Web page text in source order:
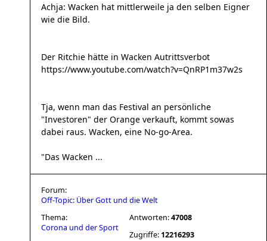
Achja: Wacken hat mittlerweile ja den selben Eigner
wie die Bild.
Der Ritchie hätte in Wacken Autrittsverbot
https://www.youtube.com/watch?v=QnRP1m37w2s
Tja, wenn man das Festival an persönliche
"Investoren" der Orange verkauft, kommt sowas
dabei raus. Wacken, eine No-go-Area.
"Das Wacken ...
Forum:
Off-Topic: Über Gott und die Welt
Thema:
Corona und der Sport
Antworten:47008
Zugriffe: 12216293